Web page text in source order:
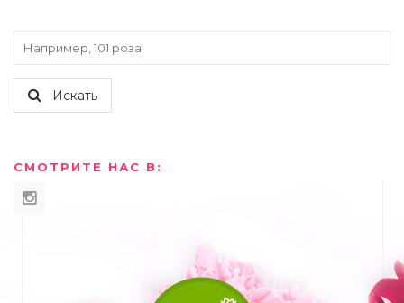
Искать
СМОТРИТЕ НАС В: